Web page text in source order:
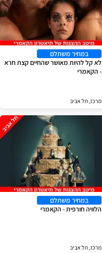
במחיר משתלם
לא קל להיות מאושר שהחיים קצת חרא
- הקאמרי
מרכז, תל אביב
במחיר משתלם
הלוויה חורפית - הקאמרי
מרכז, תל אביב